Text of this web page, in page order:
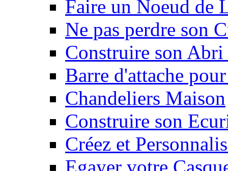
Faire un Noeud de
Ne pas perdre son
Construire son
Barre d'attache
Chandeliers Maison
Construire son
Créez et
Egayer votre